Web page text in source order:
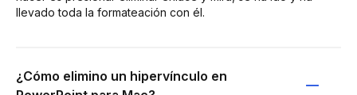
llevado toda la formateación con él.
¿Cómo elimino un hipervínculo en